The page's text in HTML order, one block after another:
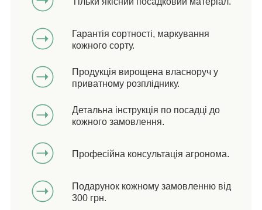
Гарантія сортності, маркування
кожного сорту.
Продукція вирощена власноруч у
приватному розпліднику.
Детальна інструкція по посадці до
кожного замовлення.
Професійна консультація агронома.
Подарунок кожному замовленню від
300 грн.